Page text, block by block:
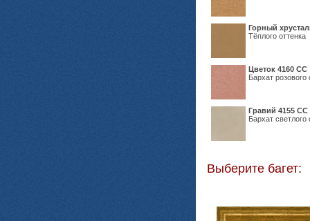
Горный
Тёплого оттенка
Цветок 4160 СС
Бархат розового
Гравий 4155 СС
Бархат светлого
Выберите багет: